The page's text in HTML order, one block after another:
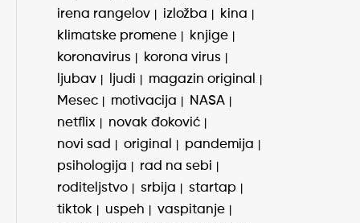
irena rangelov
izložba
kina
klimatske promene
knjige
koronavirus
korona virus
ljubav
ljudi
magazin original
Mesec
motivacija
NASA
netflix
novak đoković
novi sad
original
pandemija
psihologija
rad na sebi
roditeljstvo
srbija
startap
tiktok
uspeh
vaspitanje